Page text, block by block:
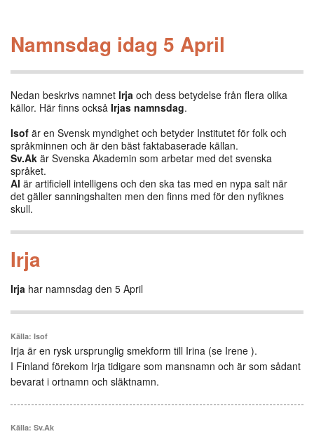
Namnsdag idag 5 April
Nedan beskrivs namnet Irja och dess betydelse från flera olika
källor. Här finns också Irjas namnsdag.
Isof är en Svensk myndighet och betyder Institutet för folk och
språkminnen och är den bäst faktabaserade källan.
Sv.Ak är Svenska Akademin som arbetar med det svenska
språket.
AI är artificiell intelligens och den ska tas med en nypa salt när
det gäller sanningshalten men den finns med för den nyfiknes
skull.
Irja
Irja har namnsdag den 5 April
Källa: Isof
Irja är en rysk ursprunglig smekform till Irina (se Irene ).
I Finland förekom Irja tidigare som mansnamn och är som sådant
bevarat i ortnamn och släktnamn.
Källa: Sv.Ak